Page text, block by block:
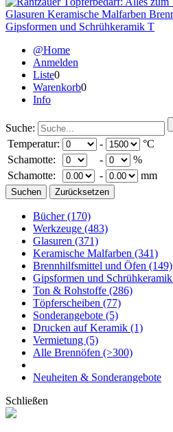
@Home
Anmelden
Liste0
Warenkorb0
Info
Suche:
Temperatur:
-
°C
Schamotte:
-
%
Schamotte:
- mm
Bücher(170)
Werkzeuge (483)
Glasuren (371)
Keramische Malfarben (341)
Brennhilfsmittel und Öfen (149)
Gipsformen und Schrühkeramik
Ton & Rohstoffe (286)
Töpferscheiben (77)
Sonderangebote (5)
Drucken auf Keramik (1)
Vermietung (5)
Alle Brennöfen (>300)
Neuheiten & Sonderangebote
Schließen